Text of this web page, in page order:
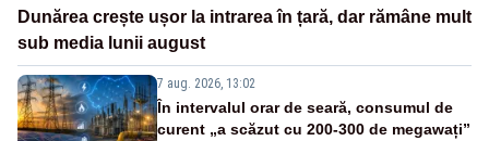
Dunărea crește ușor la intrarea în țară, dar rămâne mult
sub media lunii august
7 aug. 2026, 13:02
În intervalul orar de seară, consumul de
curent „a scăzut cu 200-300 de megawați”